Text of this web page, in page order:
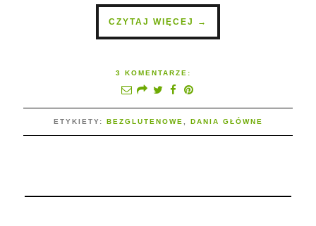
CZYTAJ WIĘCEJ →
3 KOMENTARZE:
ETYKIETY: BEZGLUTENOWE, DANIA GŁÓWNE